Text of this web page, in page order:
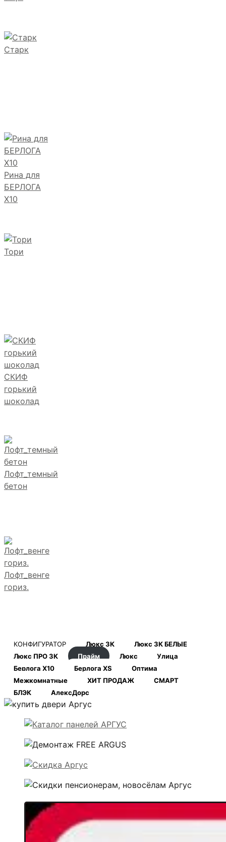
Старк
Рина для
БЕРЛОГА
Х10
Тори
СКИФ
горький
шоколад
Лофт_темный
бетон
Лофт_венге
гориз.
КОНФИГУРАТОР Люкс 3К
Люкс 3К БЕЛЫЕ
Люкс ПРО 3К
Прайм Люкс
Улица
Берлога Х10
Берлога XS
Оптима
Межкомнатные
ХИТ ПРОДАЖ
СМАРТ
БЛЭК
АлексДорс